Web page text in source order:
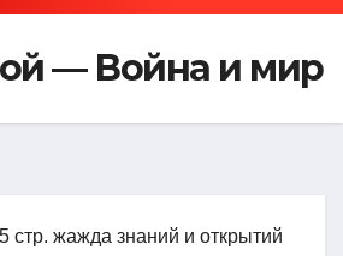
— Война и мир
стр. жажда знаний и открытий